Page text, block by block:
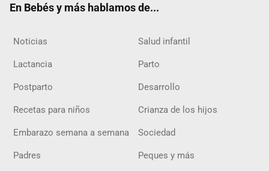
En Bebés y más hablamos de...
Noticias Salud infantil
Lactancia Parto
Postparto Desarrollo
Recetas para niños Crianza de los hijos
Embarazo semana a semana Sociedad
Padres Peques y más